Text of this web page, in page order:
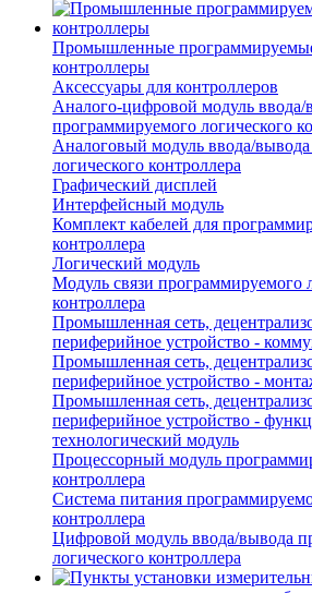
Промышленные
контроллеры
Аксессуары для контроллеров
Аналого-цифровой модуль ввода/
программируемого логического
Аналоговый модуль ввода/
логического контроллера
Графический дисплей
Интерфейсный модуль
Комплект кабелей для
контроллера
Логический модуль
Модуль связи программируемого
контроллера
Промышленная сеть,
периферийное устройство -
Промышленная сеть,
периферийное устройство -
Промышленная сеть,
периферийное устройство -
технологический модуль
Процессорный модуль
контроллера
Система питания
контроллера
Цифровой модуль ввода/вывода
логического контроллера